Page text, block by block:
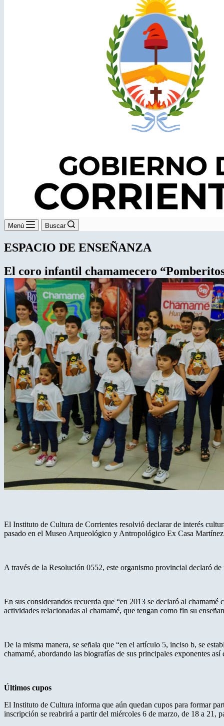
Menú Buscar
ESPACIO DE ENSEÑANZA
El coro infantil chamamecero
El Instituto de Cultura de Corrientes resolvió declarar de interés
pasado en el Museo Arqueológico y Antropológico Ex Casa
A través de la Resolución 0552, este organismo provincial declaró
En sus considerandos recuerda que “en 2013 se declaró al
actividades relacionadas al chamamé, que tengan como fin su
De la misma manera, se señala que “en el artículo 5, inciso b, se
chamamé, abordando las biografías de sus principales exponentes
Últimos cupos
El Instituto de Cultura informa que aún quedan cupos para formar
inscripción se reabrirá a partir del miércoles 6 de marzo, de 18 a 21,